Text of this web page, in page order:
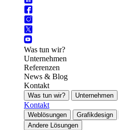
Was tun wir?
Unternehmen
Referenzen
News & Blog
Kontakt
Was tun wir? Unternehmen
Kontakt
Weblösungen Grafikdesign
Andere Lösungen